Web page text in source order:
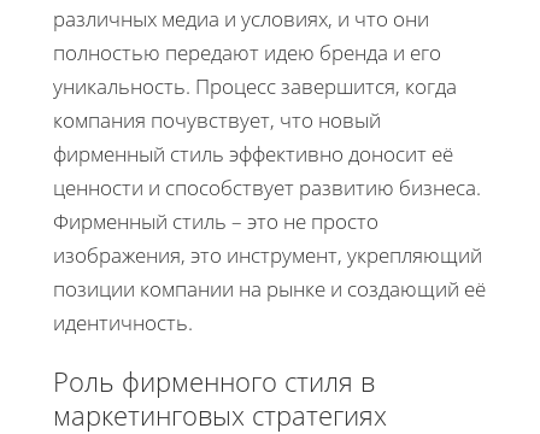
различных медиа и условиях, и что они
полностью передают идею бренда и его
уникальность. Процесс завершится, когда
компания почувствует, что новый
фирменный стиль эффективно доносит её
ценности и способствует развитию бизнеса.
Фирменный стиль – это не просто
изображения, это инструмент, укрепляющий
позиции компании на рынке и создающий её
идентичность.
Роль фирменного стиля в
маркетинговых стратегиях